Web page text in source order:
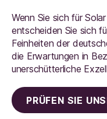
Wenn Sie sich für
entscheiden Sie sich
Feinheiten der
die Erwartungen in
unerschütterliche
PRÜFEN SIE